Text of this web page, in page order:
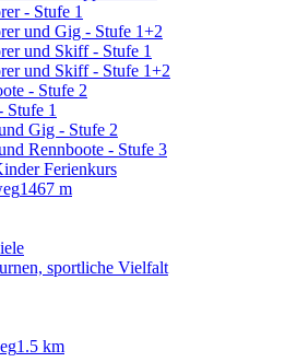
- Stufe 1
und Gig - Stufe 1+2
und Skiff - Stufe 1
und Skiff - Stufe 1+2
- Stufe 2
Stufe 1
Gig - Stufe 2
Rennboote - Stufe 3
Ferienkurs
1467 m
sportliche Vielfalt
1.5 km